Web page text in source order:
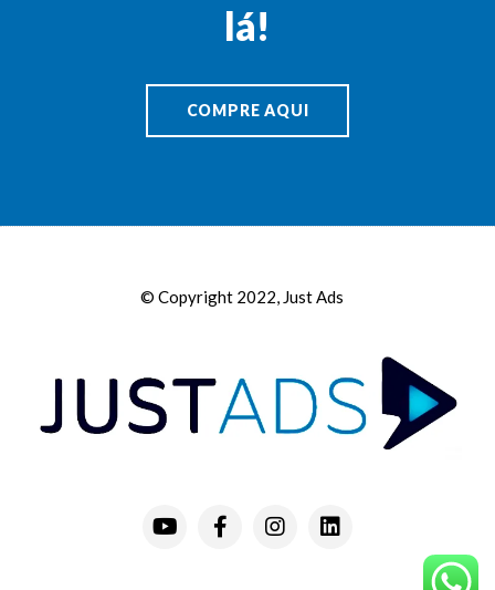
lá!
COMPRE AQUI
© Copyright 2022, Just Ads